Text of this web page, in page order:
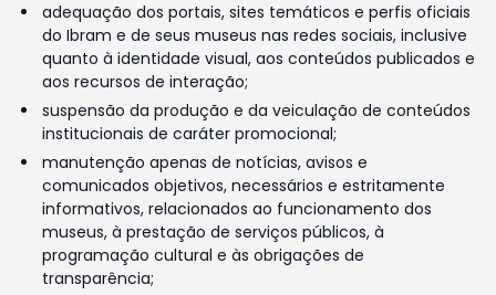
adequação dos portais, sites temáticos e perfis oficiais
do Ibram e de seus museus nas redes sociais, inclusive
quanto à identidade visual, aos conteúdos publicados e
aos recursos de interação;
suspensão da produção e da veiculação de conteúdos
institucionais de caráter promocional;
manutenção apenas de notícias, avisos e
comunicados objetivos, necessários e estritamente
informativos, relacionados ao funcionamento dos
museus, à prestação de serviços públicos, à
programação cultural e às obrigações de
transparência;